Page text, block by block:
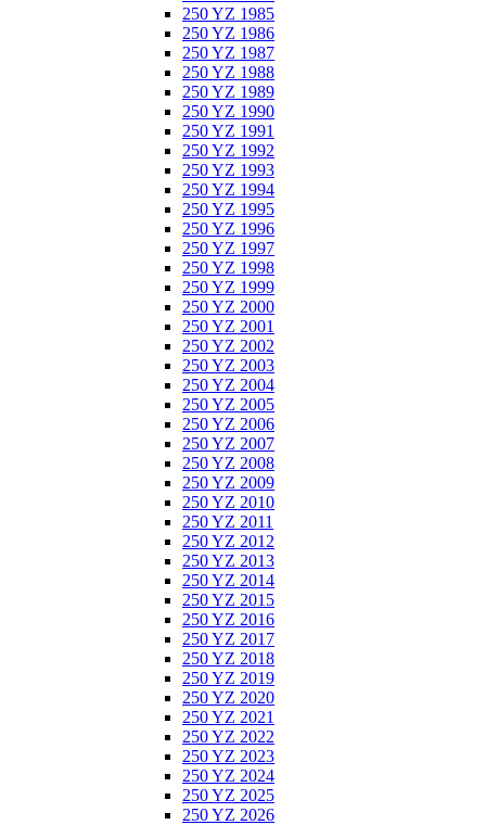
250 YZ 1985
250 YZ 1986
250 YZ 1987
250 YZ 1988
250 YZ 1989
250 YZ 1990
250 YZ 1991
250 YZ 1992
250 YZ 1993
250 YZ 1994
250 YZ 1995
250 YZ 1996
250 YZ 1997
250 YZ 1998
250 YZ 1999
250 YZ 2000
250 YZ 2001
250 YZ 2002
250 YZ 2003
250 YZ 2004
250 YZ 2005
250 YZ 2006
250 YZ 2007
250 YZ 2008
250 YZ 2009
250 YZ 2010
250 YZ 2011
250 YZ 2012
250 YZ 2013
250 YZ 2014
250 YZ 2015
250 YZ 2016
250 YZ 2017
250 YZ 2018
250 YZ 2019
250 YZ 2020
250 YZ 2021
250 YZ 2022
250 YZ 2023
250 YZ 2024
250 YZ 2025
250 YZ 2026